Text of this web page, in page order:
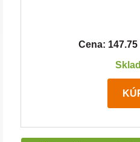
Cena: 147.75